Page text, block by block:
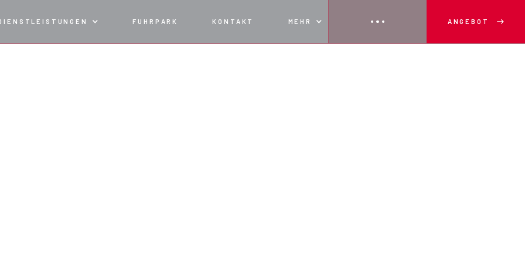
FUHRPARK KONTAKT MEHR ANGEBOT